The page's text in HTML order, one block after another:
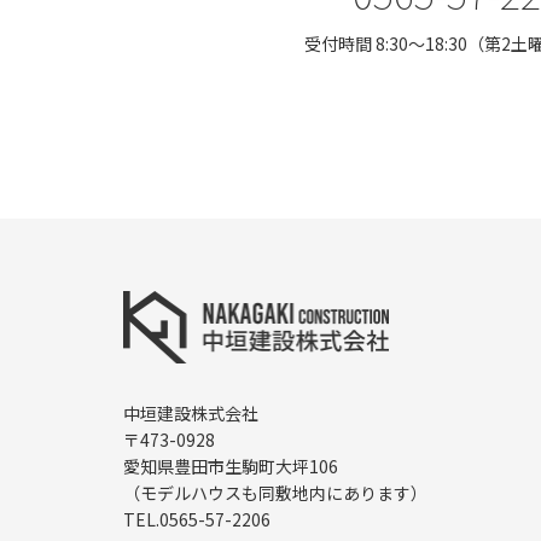
受付時間 8:30〜18:30（第2土
中垣建設株式会社
〒473-0928
愛知県豊田市生駒町大坪106
（モデルハウスも同敷地内にあります）
TEL.0565-57-2206